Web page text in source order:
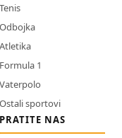
Tenis
Odbojka
Atletika
Formula 1
Vaterpolo
Ostali sportovi
PRATITE NAS